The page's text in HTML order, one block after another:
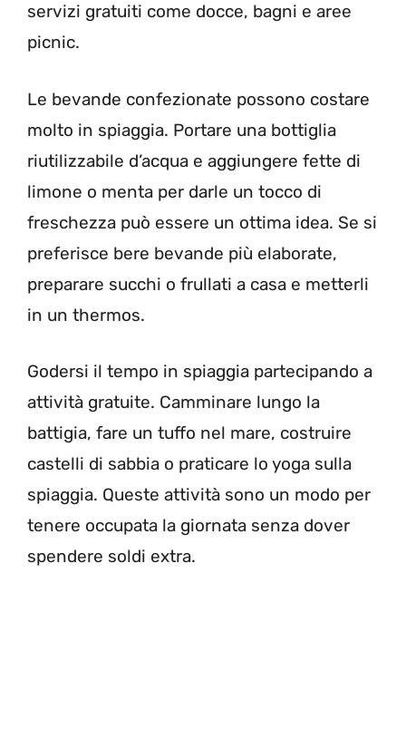
servizi gratuiti come docce, bagni e aree
picnic.
Le bevande confezionate possono costare
molto in spiaggia. Portare una bottiglia
riutilizzabile d’acqua e aggiungere fette di
limone o menta per darle un tocco di
freschezza può essere un ottima idea. Se si
preferisce bere bevande più elaborate,
preparare succhi o frullati a casa e metterli
in un thermos.
Godersi il tempo in spiaggia partecipando a
attività gratuite. Camminare lungo la
battigia, fare un tuffo nel mare, costruire
castelli di sabbia o praticare lo yoga sulla
spiaggia. Queste attività sono un modo per
tenere occupata la giornata senza dover
spendere soldi extra.